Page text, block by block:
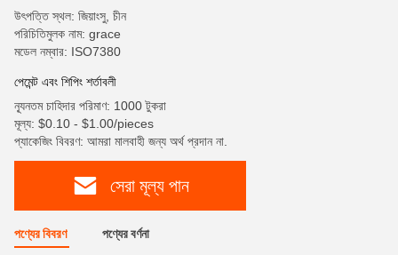
উৎপত্তি স্থল: জিয়াংসু, চীন
পরিচিতিমুলক নাম: grace
মডেল নম্বার: ISO7380
পেমেন্ট এবং শিপিং শর্তাবলী
ন্যূনতম চাহিদার পরিমাণ: 1000 টুকরা
মূল্য: $0.10 - $1.00/pieces
প্যাকেজিং বিবরণ: আমরা মালবাহী জন্য অর্থ প্রদান না.
সেরা মূল্য পান
পণ্যের বিবরণ পণ্যের বর্ণনা